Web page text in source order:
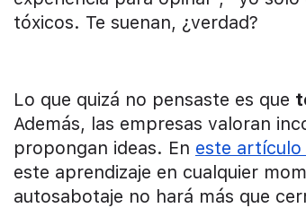
tóxicos. Te suenan, ¿verdad?
Lo que quizá no pensaste es que
Además, las empresas valoran
propongan ideas. En este artículo
este aprendizaje en cualquier
autosabotaje no hará más que